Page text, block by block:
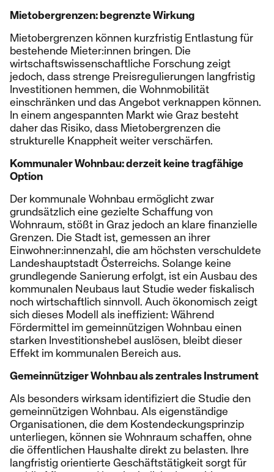
Mietobergrenzen: begrenzte Wirkung
Mietobergrenzen können kurzfristig Entlastung für
bestehende Mieter:innen bringen. Die
wirtschaftswissenschaftliche Forschung zeigt
jedoch, dass strenge Preisregulierungen langfristig
Investitionen hemmen, die Wohnmobilität
einschränken und das Angebot verknappen können.
In einem angespannten Markt wie Graz besteht
daher das Risiko, dass Mietobergrenzen die
strukturelle Knappheit weiter verschärfen.
Kommunaler Wohnbau: derzeit keine tragfähige
Option
Der kommunale Wohnbau ermöglicht zwar
grundsätzlich eine gezielte Schaffung von
Wohnraum, stößt in Graz jedoch an klare finanzielle
Grenzen. Die Stadt ist, gemessen an ihrer
Einwohner:innenzahl, die am höchsten verschuldete
Landeshauptstadt Österreichs. Solange keine
grundlegende Sanierung erfolgt, ist ein Ausbau des
kommunalen Neubaus laut Studie weder fiskalisch
noch wirtschaftlich sinnvoll. Auch ökonomisch zeigt
sich dieses Modell als ineffizient: Während
Fördermittel im gemeinnützigen Wohnbau einen
starken Investitionshebel auslösen, bleibt dieser
Effekt im kommunalen Bereich aus.
Gemeinnütziger Wohnbau als zentrales Instrument
Als besonders wirksam identifiziert die Studie den
gemeinnützigen Wohnbau. Als eigenständige
Organisationen, die dem Kostendeckungsprinzip
unterliegen, können sie Wohnraum schaffen, ohne
die öffentlichen Haushalte direkt zu belasten. Ihre
langfristig orientierte Geschäftstätigkeit sorgt für